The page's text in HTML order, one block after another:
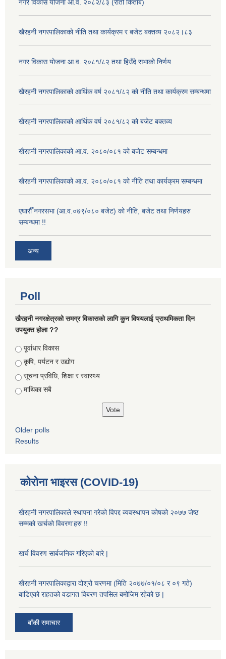
नगर विकास योजना आ.व. २०८२/८३ (रातो किताब)
खैरहनी नगरपालिकाको नीति तथा कार्यक्रम र बजेट बक्तव्य २०८२।८३
नगर विकास योजना आ.व. २०८१/८२ तथा हिउँदे सभाको निर्णय
खैरहनी नगरपालिकाको आर्थिक वर्ष २०८१/८२ को नीति तथा कार्यक्रम सम्बन्धमा
खैरहनी नगरपालिकाको आर्थिक वर्ष २०८१/८२ को बजेट बक्तव्य
खैरहनी नगरपालिकाको आ.व. २०८०/०८१ को बजेट सम्बन्धमा
खैरहनी नगरपालिकाको आ.व. २०८०/०८१ को नीति तथा कार्यक्रम सम्बन्धमा
एघारौँ नगरसभा (आ.व.०७९/०८० बजेट) को नीति, बजेट तथा निर्णयहरु
सम्बन्धमा !!
अन्य
Poll
खैरहनी नगरक्षेत्रको समग्र विकासको लागि कुन विषयलाई प्राथमिकता दिन
उपयुक्त होला ??
Choices
पूर्वाधार विकास
कृषि, पर्यटन र उद्योग
सूचना प्रविधि, शिक्षा र स्वास्थ्य
माथिका सबै
Older polls
Results
कोरोना भाइरस (COVID-19)
खैरहनी नगरपालिकाले स्थापना गरेको विपद्द व्यवस्थापन कोषको २०७७ जेष्ठ
सम्मको खर्चको विवरण'हरु !!
खर्च विवरण सार्बजनिक गरिएको बारे |
खैरहनी नगरपालिकाद्वारा दोश्रो चरणमा (मिति २०७७/०१/०८ र ०९ गते)
बाडिएको राहतको वडागत विबरण तपसिल बमोजिम रहेको छ |
बाँकी समाचार